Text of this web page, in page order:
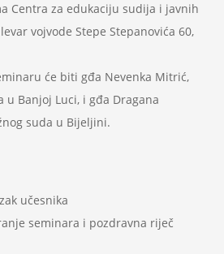
Centra za edukaciju sudija i javnih
vojvode Stepe Stepanovića 60,
će biti gđa Nevenka Mitrić,
u Banjoj Luci, i gđa Dragana
suda u Bijeljini.
učesnika
seminara i pozdravna riječ